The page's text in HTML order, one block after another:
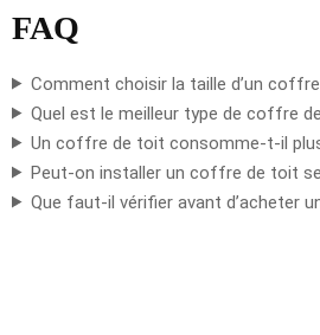
FAQ
Comment choisir la taille d’un
Quel est le meilleur type de coffre
Un coffre de toit consomme-t-il
Peut-on installer un coffre de toit
Que faut-il vérifier avant d’acheter